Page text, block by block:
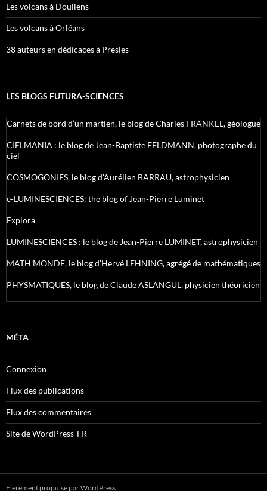
Les volcans à Doullens
Les volcans à Orléans
38 auteurs en dédicaces à Presles
LES BLOGS FUTURA-SCIENCES
Carnets de bord d’un martien, le blog de Charles FRANKEL, géologue
CIELMANIA : le blog de Jean-Baptiste FELDMANN, photographe du
ciel
COSMOGONIES, le blog d'Aurélien BARRAU, astrophysicien
e-LUMINESCIENCES: the blog of Jean-Pierre Luminet
Explora
LUMINESCIENCES : le blog de Jean-Pierre LUMINET, astrophysicien
MATH'MONDE, le blog d'Hervé LEHNING, agrégé de mathématiques
PHYSMATIQUES, le blog de Claude ASLANGUL, physicien théoricien
MÉTA
Connexion
Flux des publications
Flux des commentaires
Site de WordPress-FR
Fièrement propulsé par WordPress